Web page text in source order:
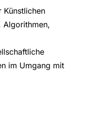
Künstlichen
Algorithmen,
im Umgang mit